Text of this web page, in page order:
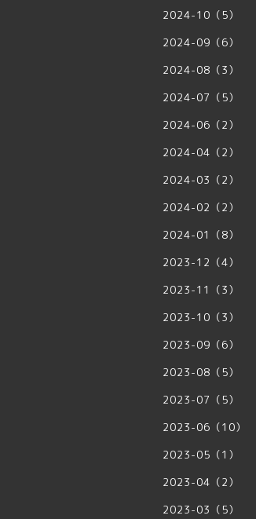
2024-10（5）
2024-09（6）
2024-08（3）
2024-07（5）
2024-06（2）
2024-04（2）
2024-03（2）
2024-02（2）
2024-01（8）
2023-12（4）
2023-11（3）
2023-10（3）
2023-09（6）
2023-08（5）
2023-07（5）
2023-06（10）
2023-05（1）
2023-04（2）
2023-03（5）